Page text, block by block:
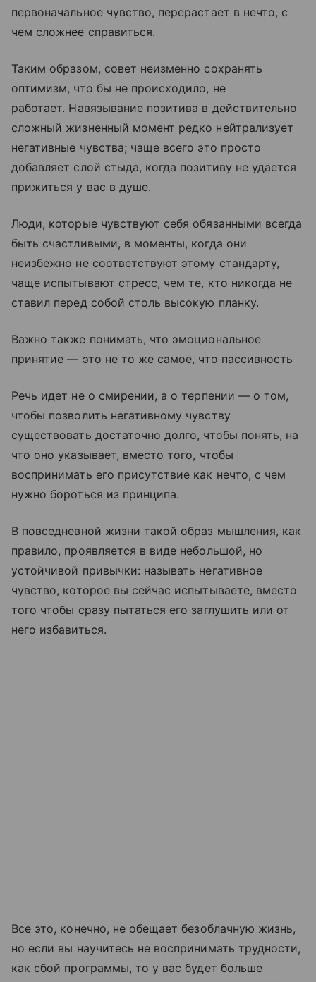
первоначальное чувство, перерастает в нечто, с
чем сложнее справиться.
Таким образом, совет неизменно сохранять
оптимизм, что бы не происходило, не
работает. Навязывание позитива в действительно
сложный жизненный момент редко нейтрализует
негативные чувства; чаще всего это просто
добавляет слой стыда, когда позитиву не удается
прижиться у вас в душе.
Люди, которые чувствуют себя обязанными всегда
быть счастливыми, в моменты, когда они
неизбежно не соответствуют этому стандарту,
чаще испытывают стресс, чем те, кто никогда не
ставил перед собой столь высокую планку.
Важно также понимать, что эмоциональное
принятие — это не то же самое, что пассивность
Речь идет не о смирении, а о терпении — о том,
чтобы позволить негативному чувству
существовать достаточно долго, чтобы понять, на
что оно указывает, вместо того, чтобы
воспринимать его присутствие как нечто, с чем
нужно бороться из принципа.
В повседневной жизни такой образ мышления, как
правило, проявляется в виде небольшой, но
устойчивой привычки: называть негативное
чувство, которое вы сейчас испытываете, вместо
того чтобы сразу пытаться его заглушить или от
него избавиться.
Все это, конечно, не обещает безоблачную жизнь,
но если вы научитесь не воспринимать трудности,
как сбой программы, то у вас будет больше